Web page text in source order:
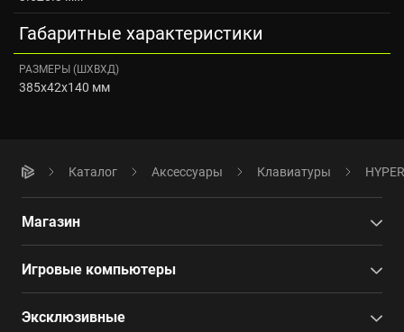
Габаритные характеристики
РАЗМЕРЫ (ШXВXД)
385x42x140 мм
Каталог Аксессуары Клавиатуры
Магазин
Игровые компьютеры
Эксклюзивные